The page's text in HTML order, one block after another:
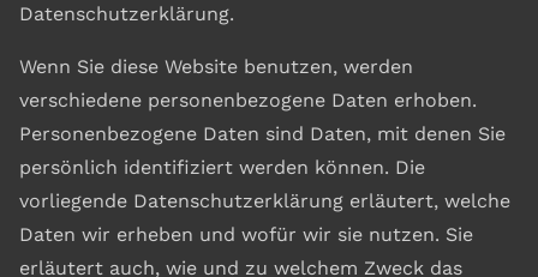
Datenschutzerklärung.
Wenn Sie diese Website benutzen, werden
verschiedene personenbezogene Daten erhoben.
Personenbezogene Daten sind Daten, mit denen Sie
persönlich identifiziert werden können. Die
vorliegende Datenschutzerklärung erläutert, welche
Daten wir erheben und wofür wir sie nutzen. Sie
erläutert auch, wie und zu welchem Zweck das